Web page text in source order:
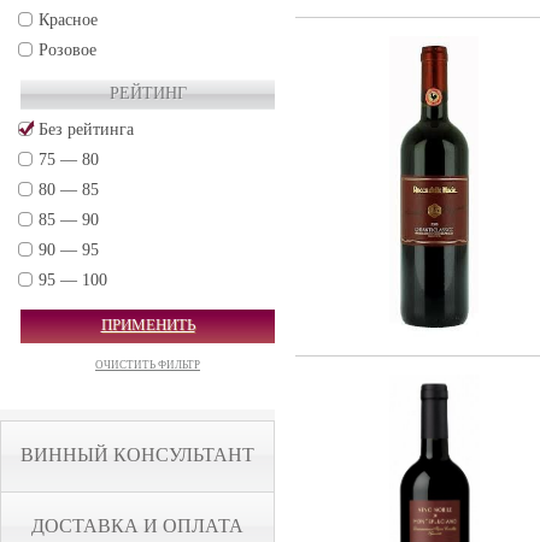
Красное
Розовое
РЕЙТИНГ
Без рейтинга
75 — 80
80 — 85
85 — 90
90 — 95
95 — 100
ПРИМЕНИТЬ
ОЧИСТИТЬ ФИЛЬТР
ВИННЫЙ КОНСУЛЬТАНТ
ДОСТАВКА И ОПЛАТА